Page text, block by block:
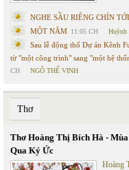
NGHE SẦU RIÊNG CHÍN TỚI
MỘT NĂM 11:05 CH Huỳnh
Sau lễ động thổ Dự án Kênh
từ "một công trình" sang "một hệ
CH
NGÔ THẾ VINH
Thơ
Thơ Hoàng Thị Bích Hà -
Qua Ký Ức
Hoàng